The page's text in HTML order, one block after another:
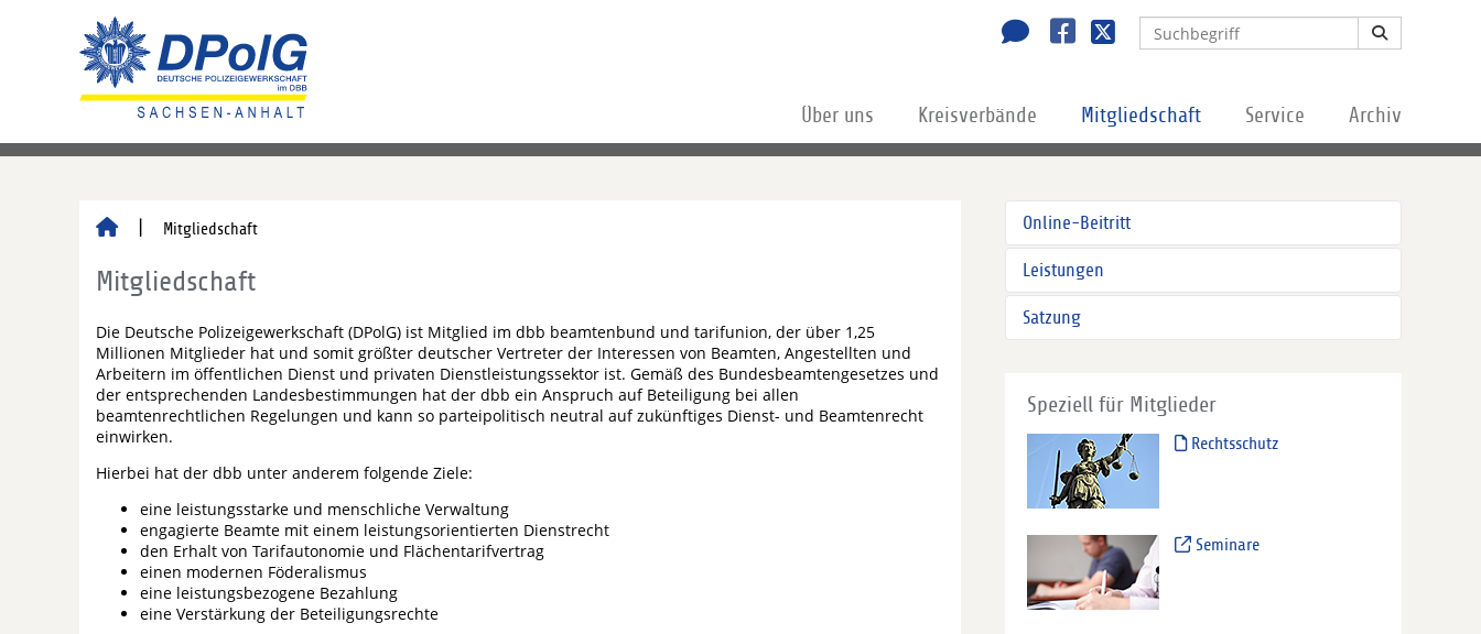
Über uns Kreisverbände Mitgliedschaft Service Archiv
Mitgliedschaft
Mitgliedschaft
Die Deutsche Polizeigewerkschaft (DPolG) ist Mitglied im dbb beamtenbund und tarifunion, der über 1,25
Millionen Mitglieder hat und somit größter deutscher Vertreter der Interessen von Beamten, Angestellten und
Arbeitern im öffentlichen Dienst und privaten Dienstleistungssektor ist. Gemäß des Bundesbeamtengesetzes und
der entsprechenden Landesbestimmungen hat der dbb ein Anspruch auf Beteiligung bei allen
beamtenrechtlichen Regelungen und kann so parteipolitisch neutral auf zukünftiges Dienst- und Beamtenrecht
einwirken.
Hierbei hat der dbb unter anderem folgende Ziele:
eine leistungsstarke und menschliche Verwaltung
engagierte Beamte mit einem leistungsorientierten Dienstrecht
den Erhalt von Tarifautonomie und Flächentarifvertrag
einen modernen Föderalismus
eine leistungsbezogene Bezahlung
eine Verstärkung der Beteiligungsrechte
Online-Beitritt
Leistungen
Satzung
Speziell für Mitglieder
Rechtsschutz
Seminare